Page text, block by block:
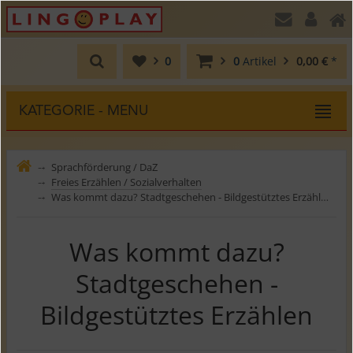
0 Artikel 0,00 € *
0
KATEGORIE - MENU
⤍ Sprachförderung / DaZ
⤍ Freies Erzählen / Sozialverhalten
⤍ Was kommt dazu? Stadtgeschehen - Bildgestütztes Erzählen
Was kommt dazu?
Stadtgeschehen -
Bildgestütztes Erzählen